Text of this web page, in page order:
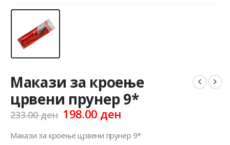
Макази за кроење
црвени прунер 9*
233.00ден Original
was:
198.00 денCurrent
is:
Макази за кроење црвени прунер 9*